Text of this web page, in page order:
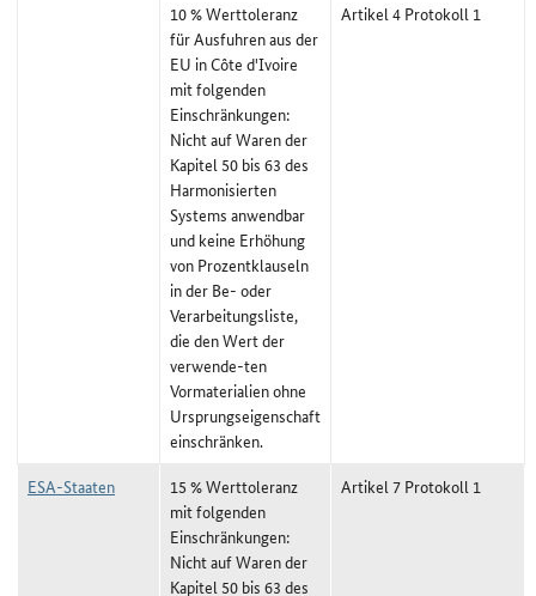
10 % Werttoleranz
für Ausfuhren aus der
EU in Côte d'Ivoire
mit folgenden
Einschränkungen:
Nicht auf Waren der
Kapitel 50 bis 63 des
Harmonisierten
Systems anwendbar
und keine Erhöhung
von Prozentklauseln
in der Be- oder
Verarbeitungsliste,
die den Wert der
verwende-ten
Vormaterialien ohne
Ursprungseigenschaft
einschränken.
Artikel 4 Protokoll 1
ESA-Staaten
15 % Werttoleranz
mit folgenden
Einschränkungen:
Nicht auf Waren der
Kapitel 50 bis 63 des
Artikel 7 Protokoll 1